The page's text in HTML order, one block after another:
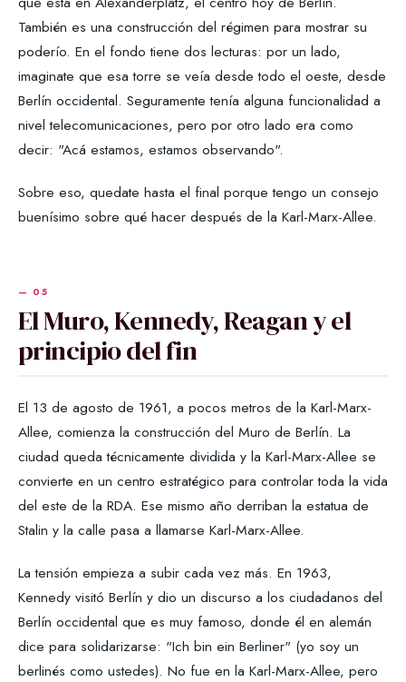
También es una construcción del régimen para mostrar su
poderío. En el fondo tiene dos lecturas: por un lado,
imaginate que esa torre se veía desde todo el oeste, desde
Berlín occidental. Seguramente tenía alguna funcionalidad a
nivel telecomunicaciones, pero por otro lado era como
decir: "Acá estamos, estamos observando".
Sobre eso, quedate hasta el final porque tengo un consejo
buenísimo sobre qué hacer después de la Karl-Marx-Allee.
El Muro, Kennedy, Reagan y el
principio del fin
El 13 de agosto de 1961, a pocos metros de la Karl-Marx-
Allee, comienza la construcción del Muro de Berlín. La
ciudad queda técnicamente dividida y la Karl-Marx-Allee se
convierte en un centro estratégico para controlar toda la vida
del este de la RDA. Ese mismo año derriban la estatua de
Stalin y la calle pasa a llamarse Karl-Marx-Allee.
La tensión empieza a subir cada vez más. En 1963,
Kennedy visitó Berlín y dio un discurso a los ciudadanos del
Berlín occidental que es muy famoso, donde él en alemán
dice para solidarizarse: "Ich bin ein Berliner" (yo soy un
berlinés como ustedes). No fue en la Karl-Marx-Allee, pero